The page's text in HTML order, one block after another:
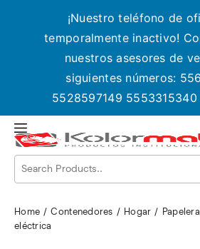
¡Nuestro teléfono de
temporalmente inactivo!
nuestros asesores de
siguientes números:
5528597149 5553315340
Home Contenedores Hogar
eléctrica